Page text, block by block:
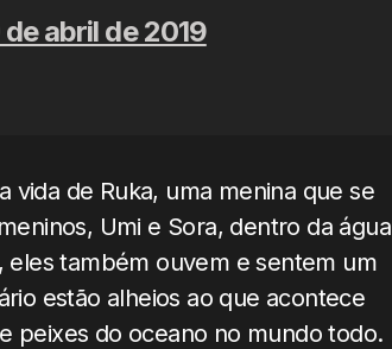
de abril de 2019
vida de Ruka, uma menina que se
Umi e Sora, dentro da água
eles também ouvem e sentem um
estão alheios ao que acontece
peixes do oceano no mundo todo.